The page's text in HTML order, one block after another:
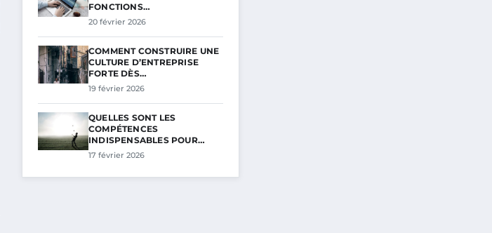
FONCTIONS…
20 février 2026
COMMENT CONSTRUIRE UNE
CULTURE D’ENTREPRISE
FORTE DÈS…
19 février 2026
QUELLES SONT LES
COMPÉTENCES
INDISPENSABLES POUR…
17 février 2026